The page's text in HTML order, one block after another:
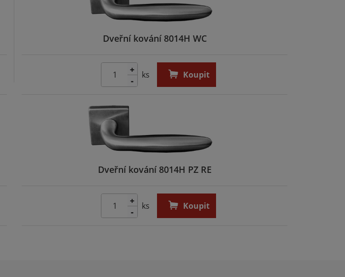
Dveřní kování 8014H WC
-
+ ks Koupit
Dveřní kování 8014H PZ RE
-
+ ks Koupit